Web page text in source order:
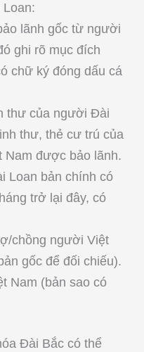
lãnh gốc từ người
ghi rõ mục đích
chữ ký đóng dấu cá
thư của người Đài
thư, thẻ cư trú của
được bảo lãnh.
Loan bản chính có
trở lại đây, có
chồng người Việt
gốc để đối chiếu).
Nam (bản sao có
Đài Bắc có thể